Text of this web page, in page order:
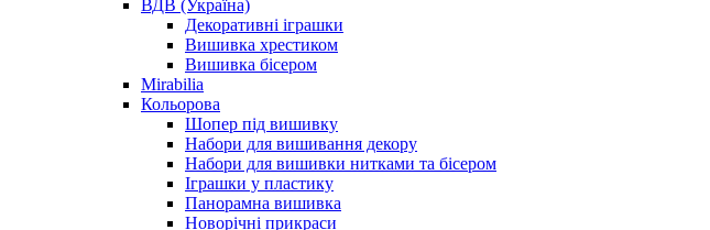
ВДВ (Україна)
Декоративні іграшки
Вишивка хрестиком
Вишивка бісером
Mirabilia
Кольорова
Шопер під вишивку
Набори для вишивання декору
Набори для вишивки нитками та бісером
Іграшки у пластику
Панорамна вишивка
Новорічні прикраси